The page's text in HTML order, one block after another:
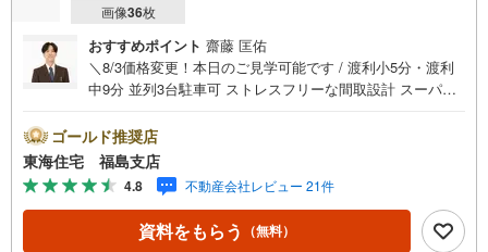
画像36枚
おすすめポイント 齋藤 匡佑
＼8/3価格変更！本日のご見学可能です / 渡利小5分・渡利
中9分 並列3台駐車可 ストレスフリーな間取設計 スーパー
域密着不動産会社です！福島県出身スタッフが中心で、地
元を熟知した暮らし目線のご提案が強み。Google口コミで
も 4.7の高評価をいただいています！実際のお客様の声
も、ぜひ参考になさってください。＼住宅ローンのご相談
は無料です！/「通るかな…？」と不安な段階でも大丈夫で
す。自己資金が少ない方のご相談実績もあります。無理な
ゴールド推奨店
東海住宅 福島支店
4.8 不動産会社レビュー 21件
資料をもらう （無料）